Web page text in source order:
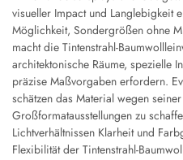
visueller Impact und Langlebigkeit
Möglichkeit, Sondergrößen ohne
macht die Tintenstrahl-
architektonische Räume, spezielle
präzise Maßvorgaben erfordern.
schätzen das Material wegen
Großformatausstellungen zu
Lichtverhältnissen Klarheit und
Flexibilität der Tintenstrahl-